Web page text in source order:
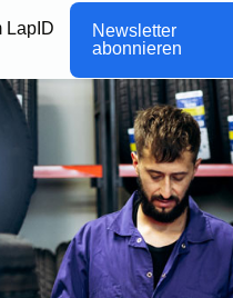
LapID
Newsletter
abonnieren